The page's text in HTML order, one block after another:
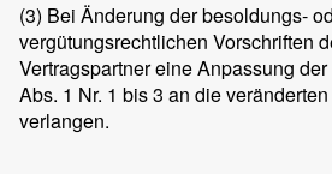
(3) Bei Änderung der besoldungs-
vergütungsrechtlichen Vorschriften
Vertragspartner eine Anpassung
Abs. 1 Nr. 1 bis 3 an die
verlangen.